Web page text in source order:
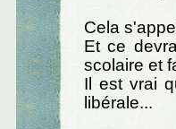
Cela
Et ce
scolaire et
Il est vrai
libérale...